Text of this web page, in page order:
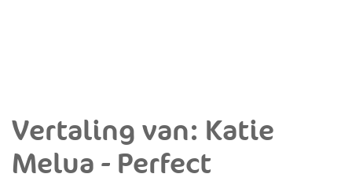
Vertaling van: Katie
Melua - Perfect